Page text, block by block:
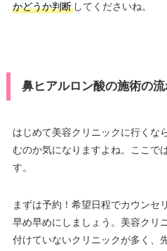
かどうか判断してくださいね。
鼻ヒアルロン酸の施術の
はじめて美容クリニックに行くな
むのか気になりますよね。ここで
す。
まずは予約！希望日程でカウンセ
早め早めにしましょう。美容クリ
付けていないクリニックが多く、